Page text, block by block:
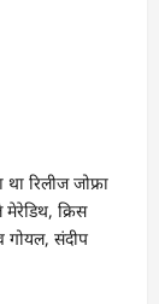
रिलीज जोफ्रा
क्रिस
गोयल, संदीप